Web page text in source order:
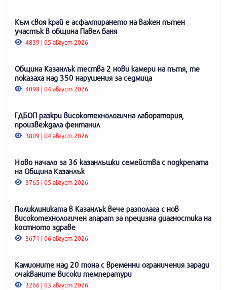
Към своя край е асфалтирането на важен пътен
участък в община Павел баня
4839 | 05 август 2026
Община Казанлък тества 2 нови камери на пътя, те
показаха над 350 нарушения за седмица
4098 | 04 август 2026
ГДБОП разкри високотехнологична лаборатория,
произвеждала фентанил
3809 | 04 август 2026
Ново начало за 36 казанлъшки семейства с подкрепата
на Община Казанлък
3765 | 05 август 2026
Поликлиниката в Казанлък вече разполага с нов
високотехнологичен апарат за прецизна диагностика на
костното здраве
3671 | 06 август 2026
Камионите над 20 тона с временни ограничения заради
очакваните високи температури
3266 | 03 август 2026